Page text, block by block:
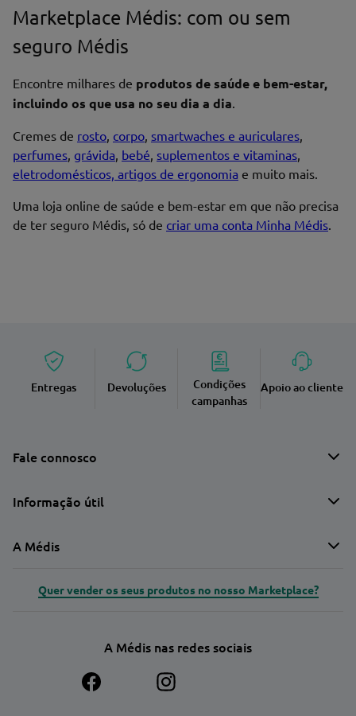
Marketplace Médis: com ou sem
seguro Médis
Encontre milhares de produtos de saúde e bem-estar,
incluindo os que usa no seu dia a dia.
Cremes de rosto, corpo, smartwaches e auriculares,
perfumes, grávida, bebé, suplementos e vitaminas,
eletrodomésticos, artigos de ergonomia e muito mais.
Uma loja online de saúde e bem-estar em que não precisa
de ter seguro Médis, só de criar uma conta Minha Médis.
Entregas Devoluções
Condições
campanhas
Apoio ao cliente
Fale connosco
Informação útil
A Médis
Quer vender os seus produtos no nosso Marketplace?
A Médis nas redes sociais